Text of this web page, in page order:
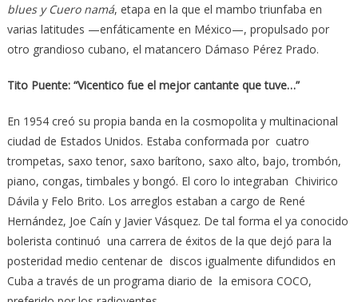
blues y Cuero namá, etapa en la que el mambo triunfaba en
varias latitudes —enfáticamente en México—, propulsado por
otro grandioso cubano, el matancero Dámaso Pérez Prado.
Tito Puente: “Vicentico fue el mejor cantante que tuve…”
En 1954 creó su propia banda en la cosmopolita y multinacional
ciudad de Estados Unidos. Estaba conformada por cuatro
trompetas, saxo tenor, saxo barítono, saxo alto, bajo, trombón,
piano, congas, timbales y bongó. El coro lo integraban Chivirico
Dávila y Felo Brito. Los arreglos estaban a cargo de René
Hernández, Joe Caín y Javier Vásquez. De tal forma el ya conocido
bolerista continuó una carrera de éxitos de la que dejó para la
posteridad medio centenar de discos igualmente difundidos en
Cuba a través de un programa diario de la emisora COCO,